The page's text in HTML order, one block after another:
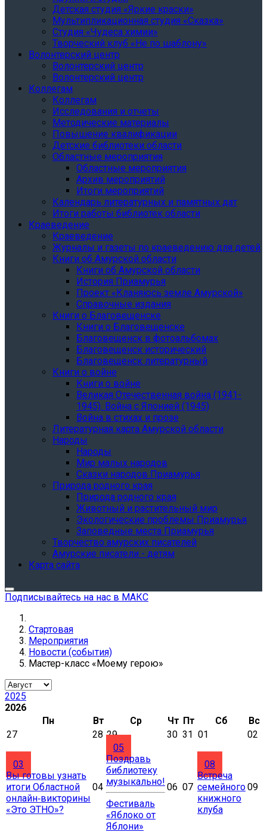
Детская студия «Яркие краски»
Мультипликационная студия «Сказка»
Студия «Чудеса химии»
Творческий клуб «Не по шаблону»
Волонтерский центр
Волонтерский центр
Волонтерский центр
Коллегам
Коллегам
Исследования и отчеты
Методические материалы
Повышение квалификации
Детские библиотеки области
Областные мероприятия
Областные мероприятия
Архив мероприятий
Итоги мероприятий
Календарь литературных и памятных дат
Итоги работы библиотек области
Краеведение
Краеведение
Журналы и газеты по краеведению для детей
Книги об Амурской области
Книги об Амурской области
История Приамурья
Проект «Кланяюсь земле Амурской»
Справочные издания
Книги о Благовещенске
Книги о Благовещенске
Благовещенск в фотоальбомах
Благовещенск исторический
Благовещенск литературный
Книги о войне
Книги о войне
Великая Отечественная война (1941-
1945). Война с Японией (1945)
Война в стихах и прозе
Литературная карта Амурской области
Народы
Народы
Мир малых народов
Сказки народов Приамурья
Природа родного края
Природа родного края
Животный и растительный мир
Экологические проблемы Приамурья
Заповедные места Приамурья
Творчество амурских писателей
Амурские писатели - детям
Карта сайта
Подписывайтесь на нас в МАКС
Стартовая
Мероприятия
Новости (события)
Мастер-класс «Моему герою»
2025
2026
Пн
Вт Ср Чт Пт Сб
Вс
27
28 29 30 31 01 02
03
Вы готовы узнать
итоги Областной
онлайн‑викторины
«Это ЭТНО»?
04
05
Поздравь
библиотеку
музыкально!
Фестиваль
«Яблоко от
Яблони»
06 07
08
Встреча
семейного
книжного
клуба
09